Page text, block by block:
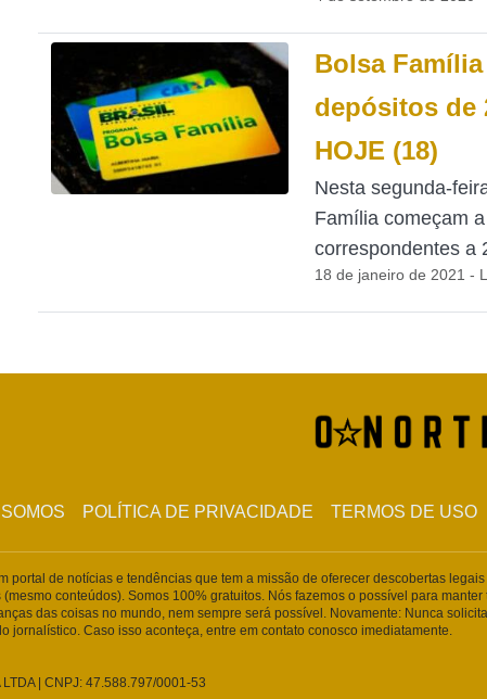
Bolsa
depósitos de
HOJE (18)
Nesta segunda-
Família começam
correspondentes a
18 de janeiro de 2021 -
POLÍTICA DE PRIVACIDADE TERMOS DE USO
portal de notícias e tendências que tem a missão de oferecer descobertas
conteúdos). Somos 100% gratuitos. Nós fazemos o possível para
das coisas no mundo, nem sempre será possível. Novamente: Nunca
jornalístico. Caso isso aconteça, entre em contato conosco imediatamente.
LTDA | CNPJ: 47.588.797/0001-53